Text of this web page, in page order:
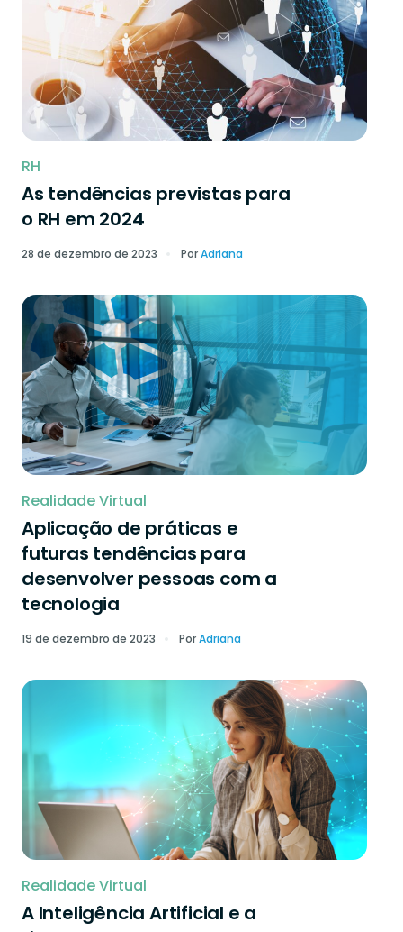
RH
As tendências previstas para
o RH em 2024
28 de dezembro de 2023 PorAdriana
Realidade Virtual
Aplicação de práticas e
futuras tendências para
desenvolver pessoas com a
tecnologia
19 de dezembro de 2023 PorAdriana
Realidade Virtual
A Inteligência Artificial e a